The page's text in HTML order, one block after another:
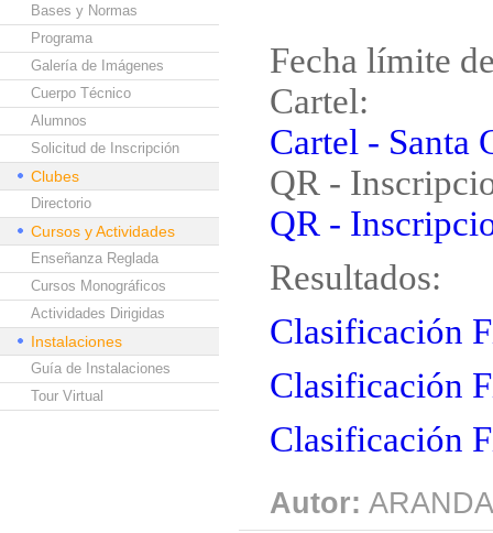
Bases y Normas
Programa
Galería de Imágenes
Cuerpo Técnico
Alumnos
Solicitud de Inscripción
Clubes
Directorio
Cursos y Actividades
Enseñanza Reglada
Cursos Monográficos
Actividades Dirigidas
Instalaciones
Guía de Instalaciones
Tour Virtual
Fecha límite
Cartel:
Cartel - Santa
QR -
QR -
Resultados:
Clasificación
Clasificación
Clasificación
Autor: